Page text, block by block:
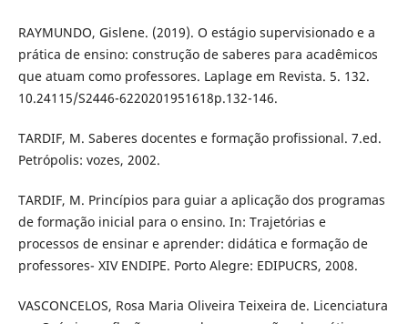
RAYMUNDO, Gislene. (2019). O estágio supervisionado e a
prática de ensino: construção de saberes para acadêmicos
que atuam como professores. Laplage em Revista. 5. 132.
10.24115/S2446-6220201951618p.132-146.
TARDIF, M. Saberes docentes e formação profissional. 7.ed.
Petrópolis: vozes, 2002.
TARDIF, M. Princípios para guiar a aplicação dos programas
de formação inicial para o ensino. In: Trajetórias e
processos de ensinar e aprender: didática e formação de
professores- XIV ENDIPE. Porto Alegre: EDIPUCRS, 2008.
VASCONCELOS, Rosa Maria Oliveira Teixeira de. Licenciatura